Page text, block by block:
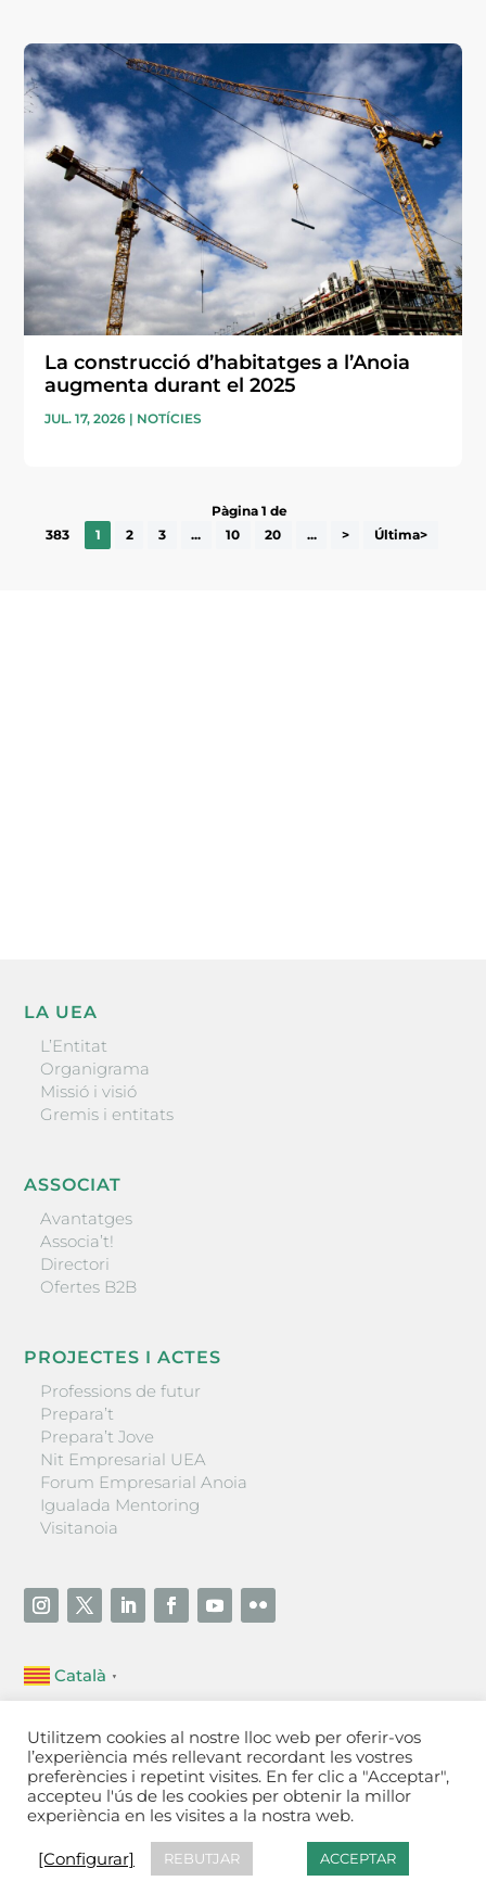
La construcció d’habitatges a l’Anoia
augmenta durant el 2025
JUL. 17, 2026 | NOTÍCIES
Pàgina 1 de
383
1 2 3 ... 10 20 ... > Última>
LA UEA
L’Entitat
Organigrama
Missió i visió
Gremis i entitats
ASSOCIAT
Avantatges
Associa’t!
Directori
Ofertes B2B
PROJECTES I ACTES
Professions de futur
Prepara’t
Prepara’t Jove
Nit Empresarial UEA
Forum Empresarial Anoia
Igualada Mentoring
Visitanoia
Català ▼
Unió Empresarial de l’Anoia (UEA)
Ctra. de Manresa, 131, 08700 – Igualada(Barcelona)
Tel 93 805 22 92
Contactar
de cookies [Configurar]
Fet a Igualada per Aladetres
Utilitzem cookies al nostre lloc web per oferir-vos
l’experiència més rellevant recordant les vostres
preferències i repetint visites. En fer clic a "Acceptar",
accepteu l'ús de les cookies per obtenir la millor
experiència en les visites a la nostra web.
[Configurar] REBUTJAR ACCEPTAR